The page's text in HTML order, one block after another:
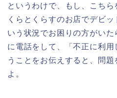
というわけで、もし、こち
くらとくらすのお店でデビ
いう状況でお困りの方がい
に電話をして、「不正に利
うことをお伝えすると、問
よ。